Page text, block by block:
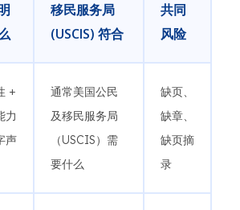
移民服务局
(USCIS) 符合
共同
风险
+
力
声
通常美国公民
及移民服务局
（USCIS）需
要什么
缺页、
缺章、
缺页摘
录